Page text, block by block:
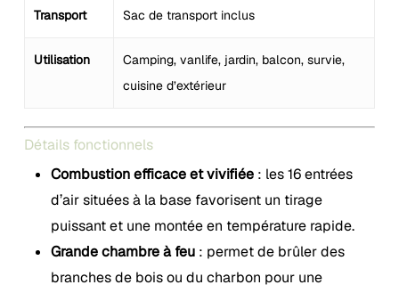
Transport Sac de transport inclus
Utilisation
Camping, vanlife, jardin, balcon, survie,
cuisine d’extérieur
Détails fonctionnels
Combustion efficace et vivifiée: les 16 entrées
d’air situées à la base favorisent un tirage
puissant et une montée en température rapide.
Grande chambre à feu: permet de brûler des
branches de bois ou du charbon pour une